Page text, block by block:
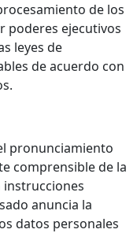
de los
poderes ejecutivos
leyes de
de acuerdo con
pronunciamiento
comprensible de la
anuncia la
datos personales